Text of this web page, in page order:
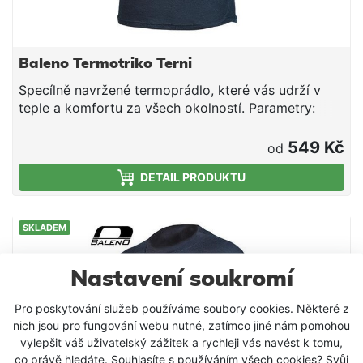
Nastavení soukromí
Pro poskytování služeb používáme soubory cookies. Některé z
nich jsou pro fungování webu nutné, zatímco jiné nám pomohou
vylepšit váš uživatelský zážitek a rychleji vás navést k tomu,
co právě hledáte. Souhlasíte s používáním všech cookies? Svůj
Baleno Termotriko Terni
Specílně navržené termoprádlo, které vás udrží v
teple a komfortu za všech okolností. Parametry:
viskóza Baleno je jméno značky vyrábějící komfortní
oblečení pro outdoor a rekreaci. V nabídce má
speciální ochranné obleky pro rybáře, myslivce,
kombinaci vysoké kvality, inovativních látek a
designu, výrobě stylového a efektivního
outdoorového oblečení, vyzkoušeného zákazníky v
průběhu mnoha let. Baleno se stalo synonymem pro
kvalitu, inovaci a styl, oděvy jsou navrženy speciálně
dle požadavků rybářů. Všechny byly podrobeny
dlouhodobým testům během rybářských vycházek.
Každý, kdo měl někdy na sobě oděvy Baleno, Vám
od 549 Kč
DETAIL PRODUKTU
SKLADEM